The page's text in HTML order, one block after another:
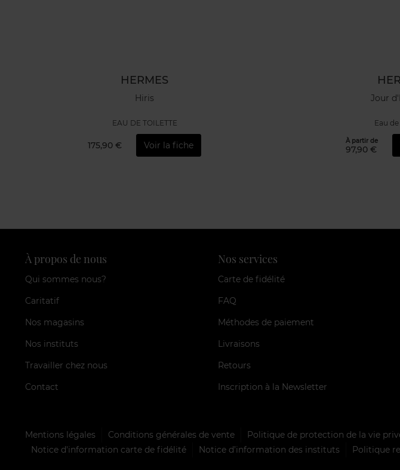
HERMES
Hiris
EAU DE TOILETTE
175,90 € Voir la fiche
Jour
Eau
À partir de
97,90 €
À propos de nous
Qui sommes nous?
Caritatif
Nos magasins
Nos instituts
Travailler chez nous
Contact
Nos services
Carte de fidélité
FAQ
Méthodes de paiement
Livraisons
Retours
Inscription à la Newsletter
Mentions légales Conditions générales de vente Politique de protection de la vie
Notice d'information carte de fidélité
Notice d’information des instituts Politique